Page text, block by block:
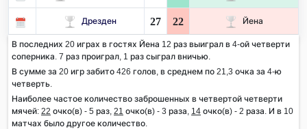
Дрезден 27 22 Йена
В последних 20 играх в гостях Йена 12 раз выиграл в 4-ой четверти
соперника. 7 раз проиграл, 1 раз сыграл вничью.
В сумме за 20 игр забито 426 голов, в среднем по 21,3 очка за 4-ю
четверть.
Наиболее частое количество заброшенных в четвертой четверти
мячей: 22 очко(в) - 5 раз, 21 очко(в) - 3 раза, 14 очко(в) - 2 раза. И в 10
матчах было другое количество.